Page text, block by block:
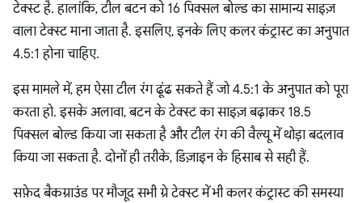
टेक्स्ट है. हालांकि, टील बटन को 16 पिक्सल बोल्ड का सामान्य साइज़
वाला टेक्स्ट माना जाता है. इसलिए, इनके लिए कलर कंट्रास्ट का अनुपात
4.5:1 होना चाहिए.
इस मामले में, हम ऐसा टील रंग ढूंढ सकते हैं जो 4.5:1 के अनुपात को पूरा
करता हो. इसके अलावा, बटन के टेक्स्ट का साइज़ बढ़ाकर 18.5
पिक्सल बोल्ड किया जा सकता है और टील रंग की वैल्यू में थोड़ा बदलाव
किया जा सकता है. दोनों ही तरीके, डिज़ाइन के हिसाब से सही हैं.
सफ़ेद बैकग्राउंड पर मौजूद सभी ग्रे टेक्स्ट में भी कलर कंट्रास्ट की समस्या